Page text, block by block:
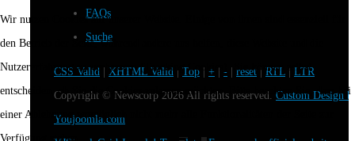
FAQs
Suche
CSS Valid XHTML Valid | Top | + - reset | RTL | LTR
Copyright © Newscorp 2026 All rights reserved. Custom Design
Youjoomla.com
Wir nutzen Cookies auf unserer Website. Einige von ihnen sind essenziell für
den Betrieb der Seite, während andere uns helfen, diese Website und die
Nutzererfahrung zu verbessern (Tracking Cookies). Sie können selbst
entscheiden, ob Sie die Cookies zulassen möchten. Bitte beachten Sie, dass bei
einer Ablehnung womöglich nicht mehr alle Funktionalitäten der Seite zur
Verfügung stehen.